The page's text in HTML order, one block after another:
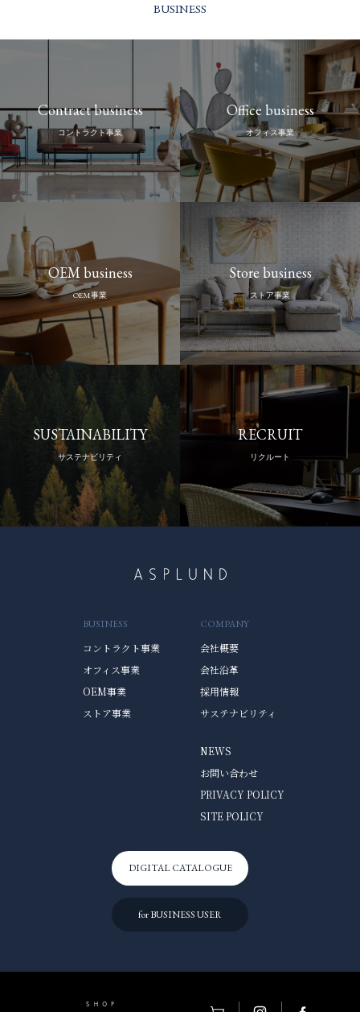
BUSINESS
Contract business
コントラクト事業
Office business
オフィス事業
OEM business
OEM事業
Store business
ストア事業
SUSTAINABILITY
サステナビリティ
RECRUIT
リクルート
BUSINESS
コントラクト事業
オフィス事業
OEM事業
ストア事業
COMPANY
会社概要
会社沿革
採用情報
サステナビリティ
NEWS
お問い合わせ
PRIVACY POLICY
SITE POLICY
DIGITAL CATALOGUE
for BUSINESS USER